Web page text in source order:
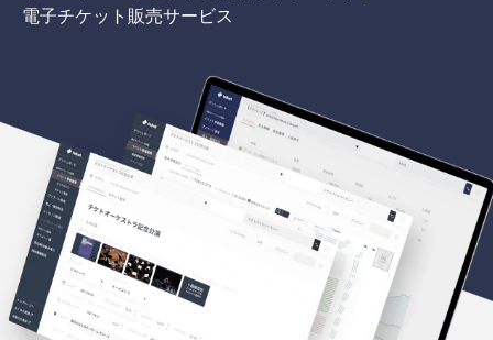
電子チケット販売サービス